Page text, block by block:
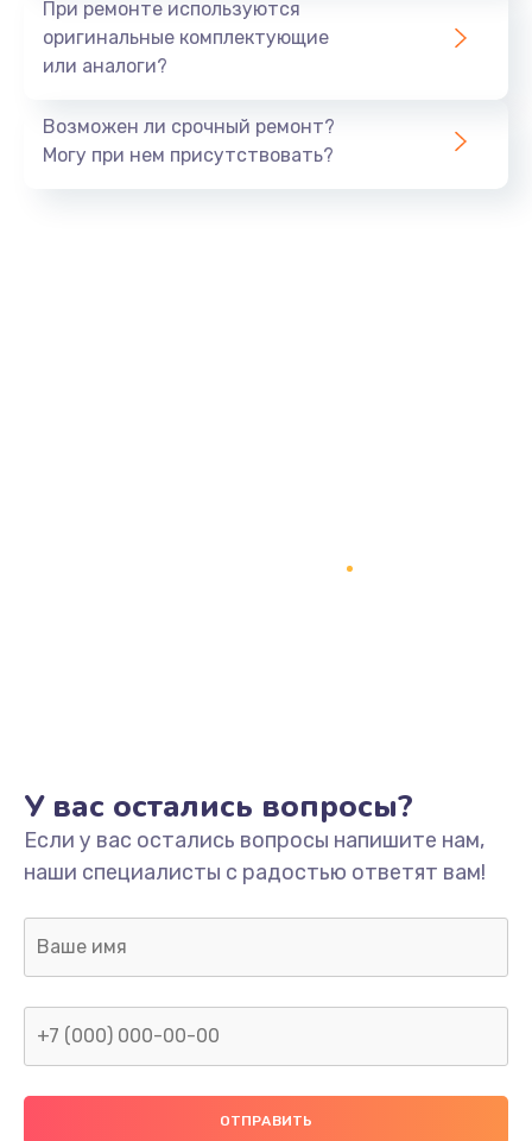
При ремонте используются
оригинальные комплектующие
или аналоги?
Возможен ли срочный ремонт?
Могу при нем присутствовать?
У вас остались вопросы?
Если у вас остались вопросы напишите нам,
наши специалисты с радостью ответят вам!